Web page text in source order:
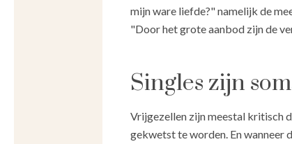
mijn ware liefde?" namelijk de
"Door het grote aanbod zijn de
Singles zijn
Vrijgezellen zijn meestal kritisch
gekwetst te worden. En wanneer